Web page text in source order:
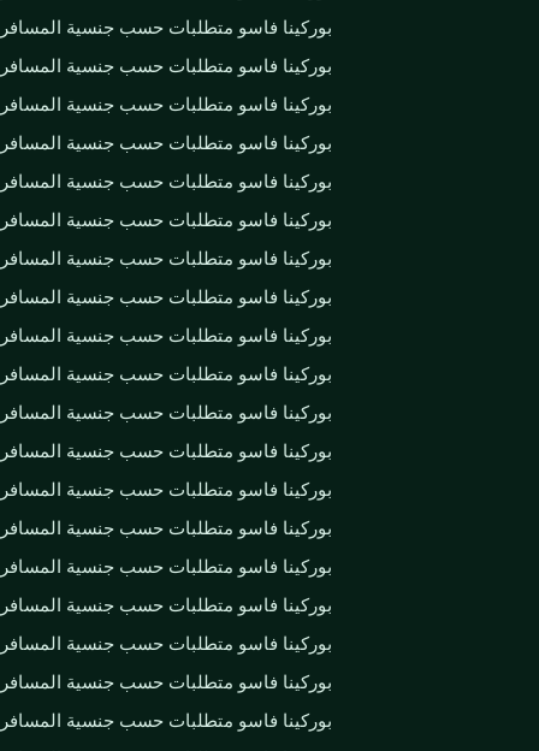
بوركينا فاسو متطلبات حسب جنسية المسافر
بوركينا فاسو متطلبات حسب جنسية المسافر
بوركينا فاسو متطلبات حسب جنسية المسافر
بوركينا فاسو متطلبات حسب جنسية المسافر
بوركينا فاسو متطلبات حسب جنسية المسافر
بوركينا فاسو متطلبات حسب جنسية المسافر
بوركينا فاسو متطلبات حسب جنسية المسافر
بوركينا فاسو متطلبات حسب جنسية المسافر
بوركينا فاسو متطلبات حسب جنسية المسافر
بوركينا فاسو متطلبات حسب جنسية المسافر
بوركينا فاسو متطلبات حسب جنسية المسافر
بوركينا فاسو متطلبات حسب جنسية المسافر
بوركينا فاسو متطلبات حسب جنسية المسافر
بوركينا فاسو متطلبات حسب جنسية المسافر
بوركينا فاسو متطلبات حسب جنسية المسافر
بوركينا فاسو متطلبات حسب جنسية المسافر
بوركينا فاسو متطلبات حسب جنسية المسافر
بوركينا فاسو متطلبات حسب جنسية المسافر
بوركينا فاسو متطلبات حسب جنسية المسافر